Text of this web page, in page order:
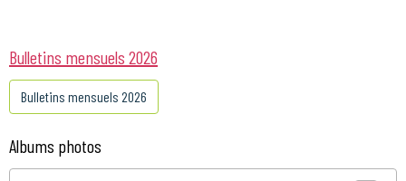
Bulletins mensuels 2026
Bulletins mensuels 2026
Albums photos